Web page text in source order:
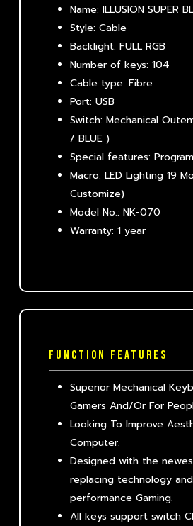
Name: ILLUSION SUPER
Style: Cable
Backlight: FULL RGB
Number of keys: 104
Cable type: Fibre
Port: USB
Switch: Mechanical
/ BLUE )
Special features:
Macro: LED Lighting 19
Customize)
Model No.: NK-070
Warranty: 1 year
FUNCTION FEATURES
Superior Mechanical
Gamers And/Or For
Looking To Improve
Computer.
Designed with the
replacing technology
performance Gaming.
All keys support switch